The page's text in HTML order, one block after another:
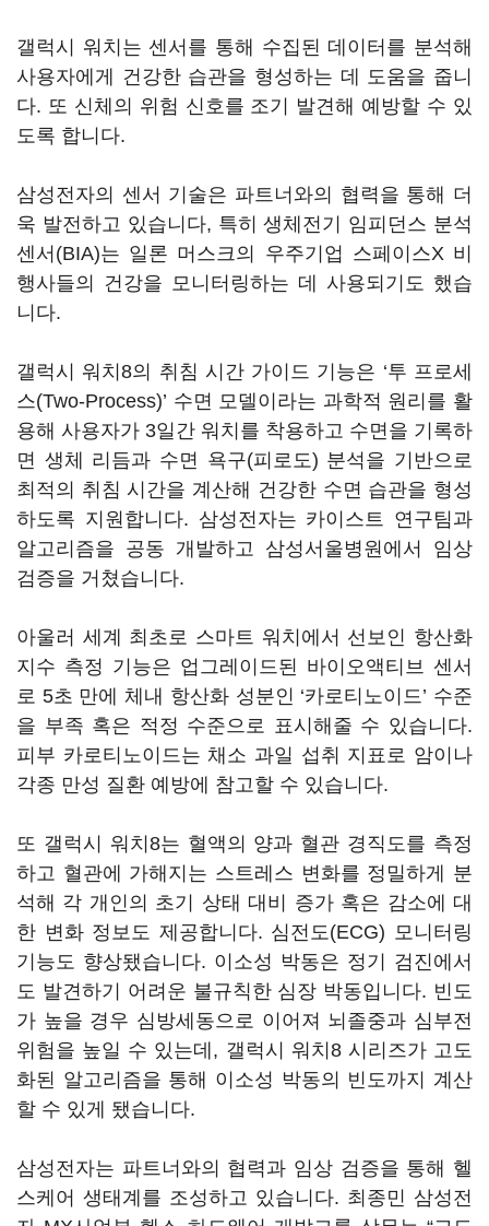
갤럭시 워치는 센서를 통해 수집된 데이터를 분석해
사용자에게 건강한 습관을 형성하는 데 도움을 줍니
다. 또 신체의 위험 신호를 조기 발견해 예방할 수 있
도록 합니다.
삼성전자의 센서 기술은 파트너와의 협력을 통해 더
욱 발전하고 있습니다, 특히 생체전기 임피던스 분석
센서(BIA)는 일론 머스크의 우주기업 스페이스X 비
행사들의 건강을 모니터링하는 데 사용되기도 했습
니다.
갤럭시 워치8의 취침 시간 가이드 기능은 ‘투 프로세
스(Two-Process)’ 수면 모델이라는 과학적 원리를 활
용해 사용자가 3일간 워치를 착용하고 수면을 기록하
면 생체 리듬과 수면 욕구(피로도) 분석을 기반으로
최적의 취침 시간을 계산해 건강한 수면 습관을 형성
하도록 지원합니다. 삼성전자는 카이스트 연구팀과
알고리즘을 공동 개발하고 삼성서울병원에서 임상
검증을 거쳤습니다.
아울러 세계 최초로 스마트 워치에서 선보인 항산화
지수 측정 기능은 업그레이드된 바이오액티브 센서
로 5초 만에 체내 항산화 성분인 ‘카로티노이드’ 수준
을 부족 혹은 적정 수준으로 표시해줄 수 있습니다.
피부 카로티노이드는 채소 과일 섭취 지표로 암이나
각종 만성 질환 예방에 참고할 수 있습니다.
또 갤럭시 워치8는 혈액의 양과 혈관 경직도를 측정
하고 혈관에 가해지는 스트레스 변화를 정밀하게 분
석해 각 개인의 초기 상태 대비 증가 혹은 감소에 대
한 변화 정보도 제공합니다. 심전도(ECG) 모니터링
기능도 향상됐습니다. 이소성 박동은 정기 검진에서
도 발견하기 어려운 불규칙한 심장 박동입니다. 빈도
가 높을 경우 심방세동으로 이어져 뇌졸중과 심부전
위험을 높일 수 있는데, 갤럭시 워치8 시리즈가 고도
화된 알고리즘을 통해 이소성 박동의 빈도까지 계산
할 수 있게 됐습니다.
삼성전자는 파트너와의 협력과 임상 검증을 통해 헬
스케어 생태계를 조성하고 있습니다. 최종민 삼성전